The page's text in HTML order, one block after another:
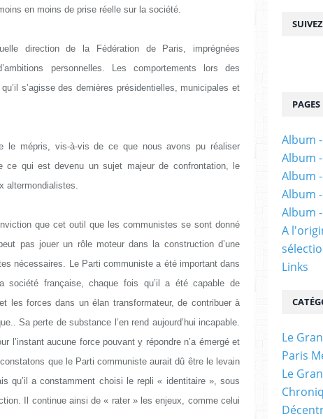
en moins de prise réelle sur la société.
direction de la Fédération de Paris, imprégnées
personnelles. Les comportements lors des
s’agisse des dernières présidentielles, municipales et
le mépris, vis-à-vis de ce que nous avons pu réaliser
ce qui est devenu un sujet majeur de confrontation, le
altermondialistes.
que cet outil que les communistes se sont donné
pas jouer un rôle moteur dans la construction d’une
nécessaires. Le Parti communiste a été important dans
société française, chaque fois qu’il a été capable de
les forces dans un élan transformateur, de contribuer à
Sa perte de substance l’en rend aujourd’hui incapable.
l’instant aucune force pouvant y répondre n’a émergé et
que le Parti communiste aurait dû être le levain
qu’il a constamment choisi le repli « identitaire », sous
Il continue ainsi de « rater » les enjeux, comme celui
PAGES
Album
Album
Album
Album
Album
A
Links
Le
Paris
Le